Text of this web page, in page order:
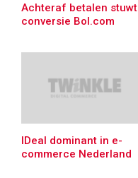
Achteraf betalen stuwt
conversie Bol.com
IDeal dominant in e-
commerce Nederland